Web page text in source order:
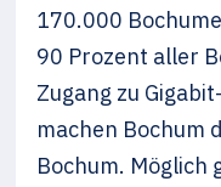
170.000
90 Prozent aller
Zugang zu
machen Bochum
Bochum. Möglich